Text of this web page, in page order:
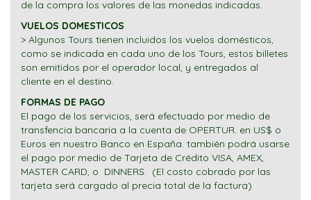
de la compra los valores de las monedas indicadas.
VUELOS DOMESTICOS
> Algunos Tours tienen incluidos los vuelos domésticos,
como se indicada en cada uno de los Tours, estos billetes
son emitidos por el operador local, y entregados al
cliente en el destino.
FORMAS DE PAGO
El pago de los servicios, será efectuado por medio de
transfencia bancaria a la cuenta de OPERTUR. en US$ o
Euros en nuestro Banco en España. también podrá usarse
el pago por medio de Tarjeta de Crédito VISA, AMEX,
MASTER CARD, o DINNERS. (El costo cobrado por las
tarjeta será cargado al precia total de la factura)